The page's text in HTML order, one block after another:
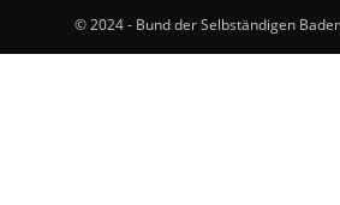
© 2024 - Bund der Selbständigen